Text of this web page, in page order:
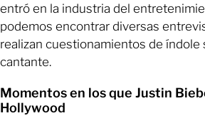
entró en la industria del
podemos encontrar diversas
realizan cuestionamientos de índole
cantante.
Momentos en los que Justin
Hollywood